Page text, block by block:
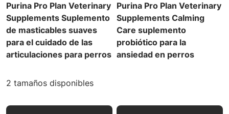
Purina Pro Plan Veterinary
Supplements Suplemento
de masticables suaves
para el cuidado de las
articulaciones para perros
2 tamaños disponibles
Purina Pro Plan Veterinary
Supplements Calming
Care suplemento
probiótico para la
ansiedad en perros